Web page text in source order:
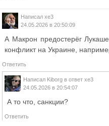
Написал xe3
24.05.2026 в 20:50:09
А Макрон предостерёг
конфликт на Украине,
Ответить
Написал Kiborg в ответ xe3
24.05.2026 в 20:54:07
А то что, санкции?
Ответить